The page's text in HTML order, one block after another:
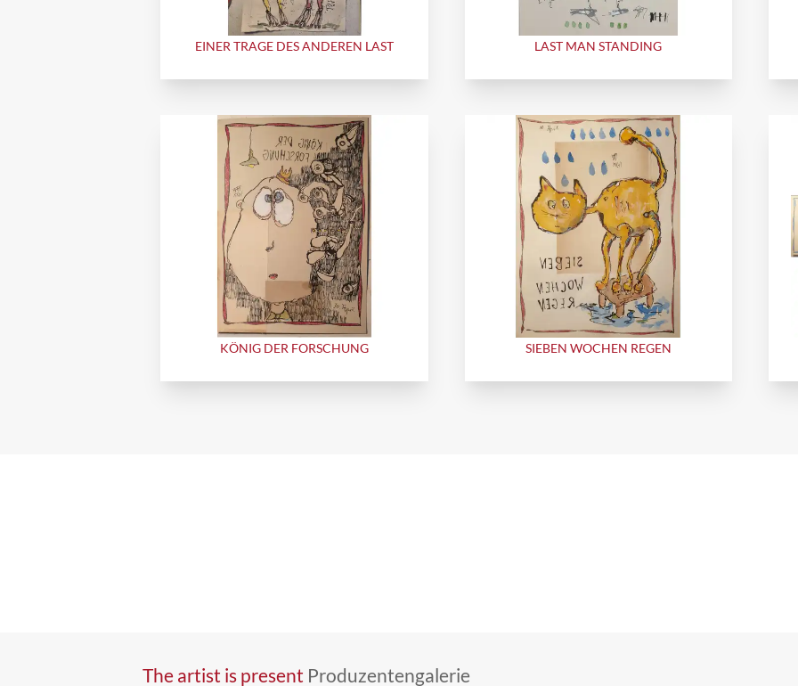
EINER TRAGE DES ANDEREN LAST LAST MAN STANDING
KÖNIG DER FORSCHUNG SIEBEN WOCHEN REGEN
The artist is present Produzentengalerie